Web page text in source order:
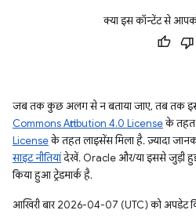
क्या इस कॉन्टेंट से
जब तक कुछ अलग से न बताया जाए, तब तक इस
Commons Attribution 4.0 Licenseके तहत
Licenseके तहत लाइसेंस मिला है. ज़्यादा
साइट नीतियांदेखें. Oracle और/या इससे जुड़ी
किया हुआ ट्रेडमार्क है.
आखिरी बार 2026-04-07 (UTC) को अपडेट